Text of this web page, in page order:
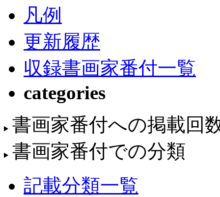
凡例
更新履歴
収録書画家番付一覧
categories
書画家番付への掲載回
書画家番付での分類
記載分類一覧